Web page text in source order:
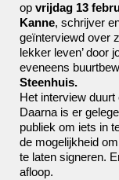
op vrijdag 13
Kanne, schrijver
geïnterviewd over
lekker leven’ door
eveneens
Steenhuis.
Het interview
Daarna is er
publiek om iets in
de mogelijkheid
te laten signeren.
afloop.